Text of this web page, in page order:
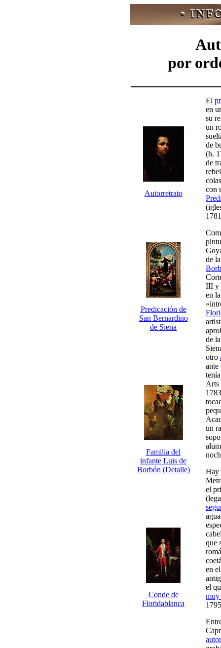
por
El
en
su
un
de
(h.
de
con
de
III y
en
de
otro
ante
Arts
un
Hay
el
que
en
el
muy
Autorretrato
Predicación de
San Bernardino
de Siena
Familia del
infante Luis de
Borbón (Detalle)
Conde de
Floridablanca